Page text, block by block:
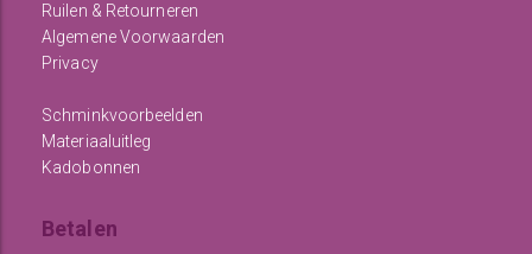
Ruilen & Retourneren
Algemene Voorwaarden
Privacy
Schminkvoorbeelden
Materiaaluitleg
Kadobonnen
Betalen